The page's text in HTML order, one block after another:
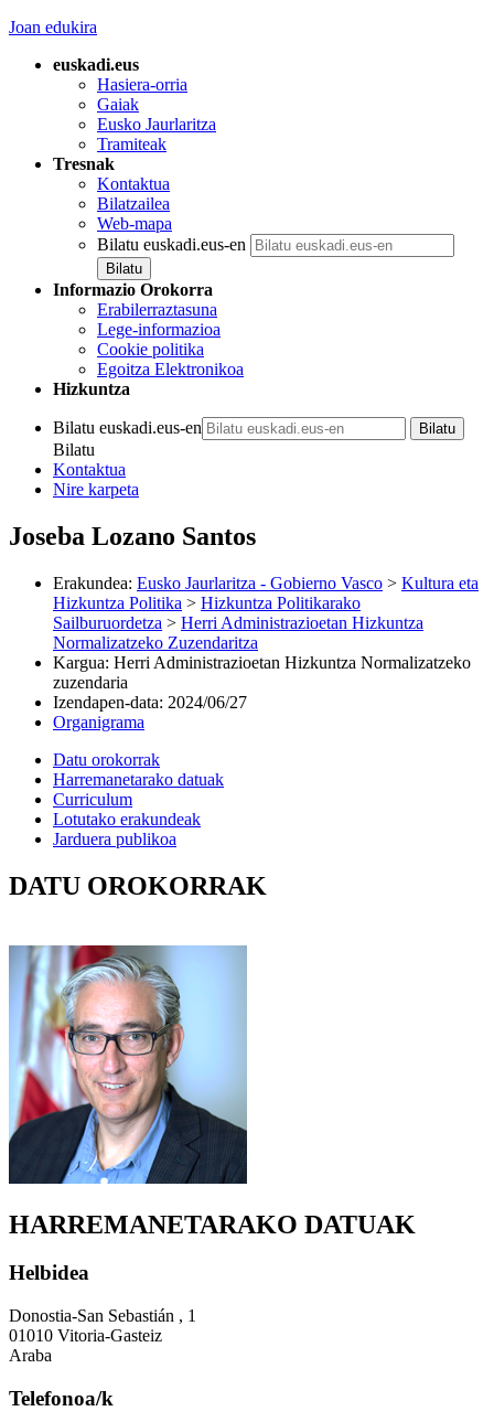
Joan edukira
euskadi.eus
Hasiera-orria
Gaiak
Eusko Jaurlaritza
Tramiteak
Tresnak
Kontaktua
Bilatzailea
Web-mapa
Bilatu euskadi.eus-en
Informazio Orokorra
Erabilerraztasuna
Lege-informazioa
Cookie politika
Egoitza Elektronikoa
Hizkuntza
Bilatu euskadi.eus-en
Bilatu
Kontaktua
Nire karpeta
Joseba Lozano Santos
Erakundea: Eusko Jaurlaritza - Gobierno Vasco > Kultura eta
Hizkuntza Politika > Hizkuntza Politikarako
Sailburuordetza > Herri Administrazioetan Hizkuntza
Normalizatzeko Zuzendaritza
Kargua: Herri Administrazioetan Hizkuntza Normalizatzeko
zuzendaria
Izendapen-data: 2024/06/27
Organigrama
Datu orokorrak
Harremanetarako datuak
Curriculum
Lotutako erakundeak
Jarduera publikoa
DATU OROKORRAK
HARREMANETARAKO DATUAK
Helbidea
Donostia-San Sebastián , 1
01010 Vitoria-Gasteiz
Araba
Telefonoa/k